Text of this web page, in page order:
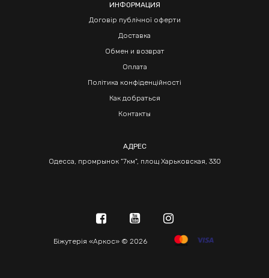
ИНФОРМАЦИЯ
Договір публічної оферти
Доставка
Обмен и возврат
Оплата
Політика конфіденційності
Как добраться
Контакты
АДРЕС
Одесса, промрынок "7км", площ Харьковская, 330
Біжутерія «Аркос» © 2026